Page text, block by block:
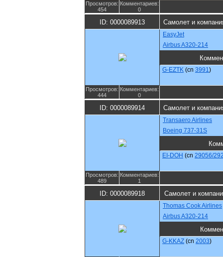
Просмотров:
454
Комментариев:
0
ID: 0000089913 Самолет и
EasyJet
Airbus A320-214
G-EZTK (cn 3991)
Просмотров:
444
Комментариев:
0
ID: 0000089914 Самолет и
Transaero Airlines
Boeing 737-31S
EI-DOH (cn 29056/
Просмотров:
489
Комментариев:
1
ID: 0000089918 Самолет и
Thomas Cook Airlines
Airbus A320-214
G-KKAZ (cn 2003)